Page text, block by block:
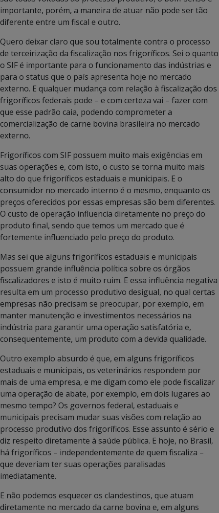
importante, porém, a maneira de atuar não pode ser tão
diferente entre um fiscal e outro.
Quero deixar claro que sou totalmente contra o processo
de terceirização da fiscalização nos frigoríficos. Sei o quanto
o SIF é importante para o funcionamento das indústrias e
para o status que o país apresenta hoje no mercado
externo. E qualquer mudança com relação à fiscalização dos
frigoríficos federais pode – e com certeza vai – fazer com
que esse padrão caia, podendo comprometer a
comercialização de carne bovina brasileira no mercado
externo.
Frigoríficos com SIF possuem muito mais exigências em
suas operações e, com isto, o custo se torna muito mais
alto do que frigoríficos estaduais e municipais. E o
consumidor no mercado interno é o mesmo, enquanto os
preços oferecidos por essas empresas são bem diferentes.
O custo de operação influencia diretamente no preço do
produto final, sendo que temos um mercado que é
fortemente influenciado pelo preço do produto.
Mas sei que alguns frigoríficos estaduais e municipais
possuem grande influência política sobre os órgãos
fiscalizadores e isto é muito ruim. E essa influência negativa
resulta em um processo produtivo desigual, no qual certas
empresas não precisam se preocupar, por exemplo, em
manter manutenção e investimentos necessários na
indústria para garantir uma operação satisfatória e,
consequentemente, um produto com a devida qualidade.
Outro exemplo absurdo é que, em alguns frigoríficos
estaduais e municipais, os veterinários respondem por
mais de uma empresa, e me digam como ele pode fiscalizar
uma operação de abate, por exemplo, em dois lugares ao
mesmo tempo? Os governos federal, estaduais e
municipais precisam mudar suas visões com relação ao
processo produtivo dos frigoríficos. Esse assunto é sério e
diz respeito diretamente à saúde pública. E hoje, no Brasil,
há frigoríficos – independentemente de quem fiscaliza –
que deveriam ter suas operações paralisadas
imediatamente.
E não podemos esquecer os clandestinos, que atuam
diretamente no mercado da carne bovina e, em alguns